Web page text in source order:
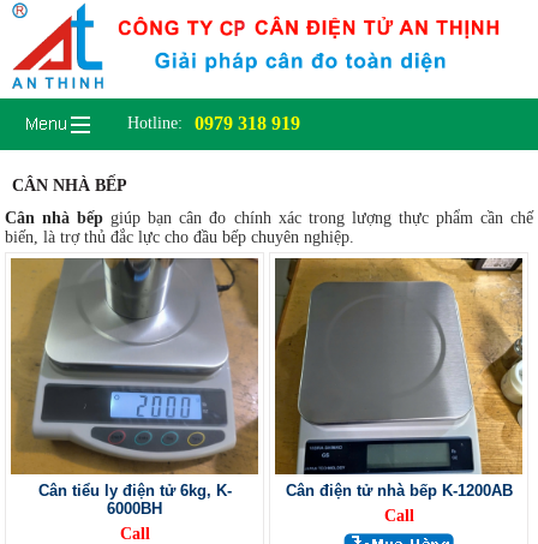
Hotline: 0979 318 919
CÂN NHÀ BẾP
Cân nhà bếp giúp bạn cân đo chính xác trong lượng thực phẩm cần chế
biến, là trợ thủ đắc lực cho đầu bếp chuyên nghiệp.
Cân tiểu ly điện tử 6kg, K-
6000BH
Call
Cân điện tử nhà bếp K-1200AB
Call